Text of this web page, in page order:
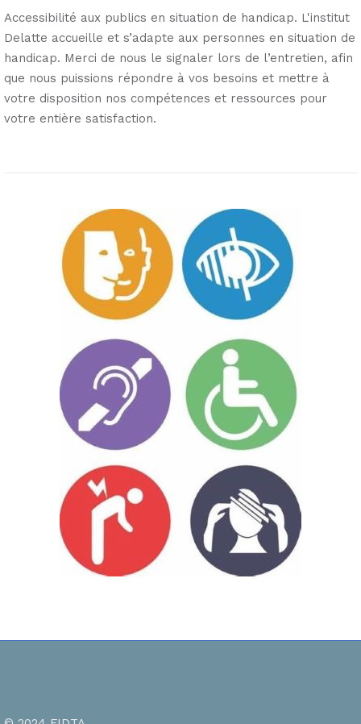
Accessibilité aux publics en situation de handicap. L'institut
Delatte accueille et s’adapte aux personnes en situation de
handicap. Merci de nous le signaler lors de l’entretien, afin
que nous puissions répondre à vos besoins et mettre à
votre disposition nos compétences et ressources pour
votre entière satisfaction.